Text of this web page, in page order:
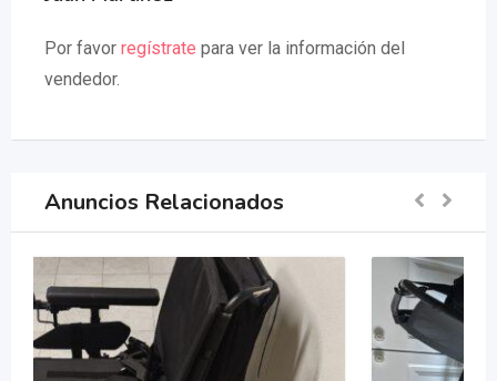
Por favor regístrate para ver la información del
vendedor.
Anuncios Relacionados